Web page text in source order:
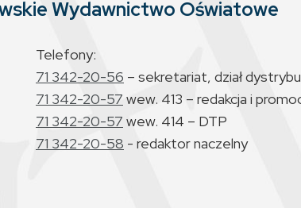
Wydawnictwo Oświatowe
Telefony:
71 342-20-56 – sekretariat, dział
71 342-20-57 wew. 413 – redakcja i
71 342-20-57 wew. 414 – DTP
71 342-20-58 - redaktor naczelny